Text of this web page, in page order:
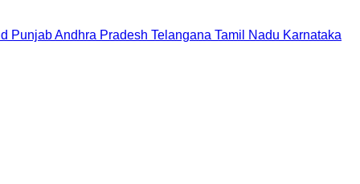
PunjabAndhra Pradesh Telangana Tamil Nadu Karnataka